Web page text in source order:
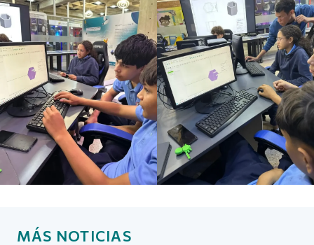
MÁS NOTICIAS